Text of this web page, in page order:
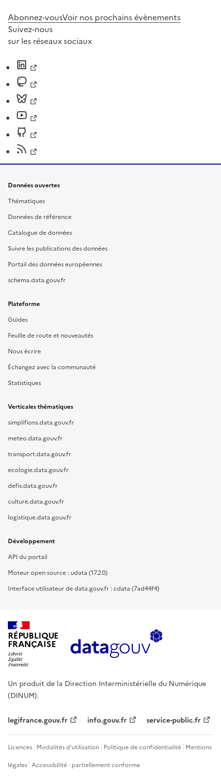
Abonnez-vousVoir nos prochains évènements
Suivez-nous
sur les réseaux sociaux
Données ouvertes
Thématiques
Données de référence
Catalogue de données
Suivre les publications des données
Portail des données européennes
schema.data.gouv.fr
Plateforme
Guides
Feuille de route et nouveautés
Nous écrire
Échangez avec la communauté
Statistiques
Verticales thématiques
simplifions.data.gouv.fr
meteo.data.gouv.fr
transport.data.gouv.fr
ecologie.data.gouv.fr
defis.data.gouv.fr
culture.data.gouv.fr
logistique.data.gouv.fr
Développement
API du portail
Moteur open source : udata (17.2.0)
Interface utilisateur de data.gouv.fr : cdata (7ad44f4)
RÉPUBLIQUE
FRANÇAISE
Un produit de la Direction Interministérielle du Numérique
(DINUM).
legifrance.gouv.fr info.gouv.fr service-public.fr
Licences Modalités d'utilisation Politique de confidentialité Mentions
légales Accessibilité : partiellement conforme